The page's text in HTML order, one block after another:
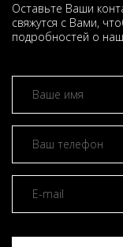
Оставьте Ваши
свяжутся с Вами,
подробностей о